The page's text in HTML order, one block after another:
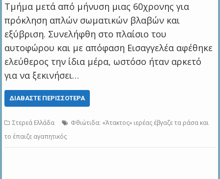
Τμήμα μετά από μήνυση μιας 60χρονης για
πρόκληση απλών σωματικών βλαβών και
εξύβριση. Συνελήφθη στο πλαίσιο του
αυτοφώρου και με απόφαση Εισαγγελέα αφέθηκε
ελεύθερος την ίδια μέρα, ωστόσο ήταν αρκετό
για να ξεκινήσει…
ΔΙΑΒΆΣΤΕ ΠΕΡΙΣΣΌΤΕΡΑ
Στερεά Ελλάδα
Φθιώτιδα: «Άτακτος» ιερέας έβγαζε τα ράσα και
το έπαιζε αγαπητικός